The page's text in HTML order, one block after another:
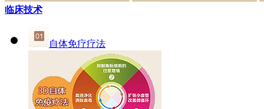
临床技术
自体免疗疗法